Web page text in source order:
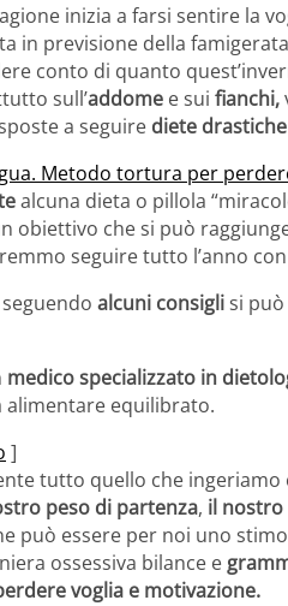
inizia a farsi sentire la
in previsione della famigerata
conto di quanto
sull’addome e sui fianchi,
a seguire diete
Metodo tortura per
alcuna dieta o pillola
obiettivo che si può
seguire tutto l’anno con
alcuni consiglisi
medico specializzato in
equilibrato.
]
tutto quello che
peso di partenza, il
può essere per noi uno
ossessiva bilance e
voglia e motivazione.